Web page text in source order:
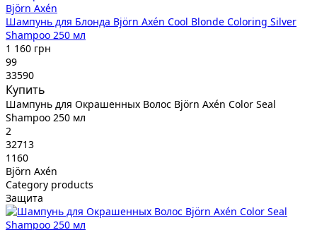
Björn Axén
Шампунь для Блонда Björn Axén Cool Blonde Coloring Silver
Shampoo 250 мл
1 160 грн
99
33590
Купить
Шампунь для Окрашенных Волос Björn Axén Color Seal
Shampoo 250 мл
2
32713
1160
Björn Axén
Category products
Защита